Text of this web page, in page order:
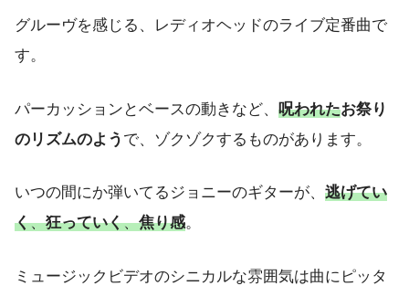
グルーヴを感じる、レディオヘッドのライブ定番曲で
す。
パーカッションとベースの動きなど、 呪われたお祭り
のリズムのよう で、ゾクゾクするものがあります。
いつの間にか弾いてるジョニーのギターが、 逃げてい
く、狂っていく、焦り感。
ミュージックビデオのシニカルな雰囲気は曲にピッタ